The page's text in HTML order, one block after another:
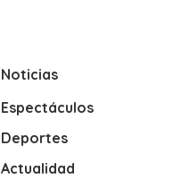
Noticias
Espectáculos
Deportes
Actualidad